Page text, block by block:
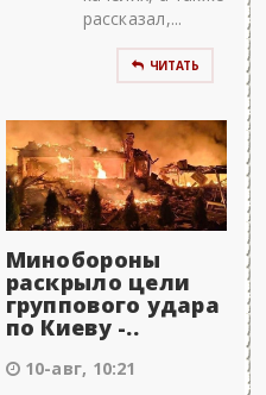
рассказал,...
ЧИТАТЬ
Минобороны
раскрыло цели
группового удара
по Киеву -..
10-авг, 10:21